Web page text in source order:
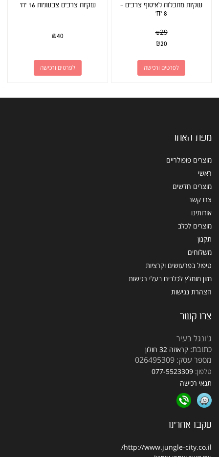
שקיות מתכלות לאיסוף צרכים -
8 יח'
₪29
₪20
לפרטים ורכישה
שקיות צרכים צבעוניות 16 יח'
₪40
לפרטים ורכישה
מפת האתר
מוצרים פופולריים
ראשי
מוצרים חדשים
צרו קשר
אודותינו
מוצרים לכלב
תקנון
משלוחים
טיפול בפרעושים וקרציות
מזון מומלץ לכלבים בעלי רגישות
הצהרת נגישות
צרו קשר
ג'ונגל בעיר
כתובת: קראוזה 32 חולון
מספר עסק: 026495309
טלפון: 077-5523309
תנאי רכישה
עקבו אחרינו
http://www.jungle-city.co.il/